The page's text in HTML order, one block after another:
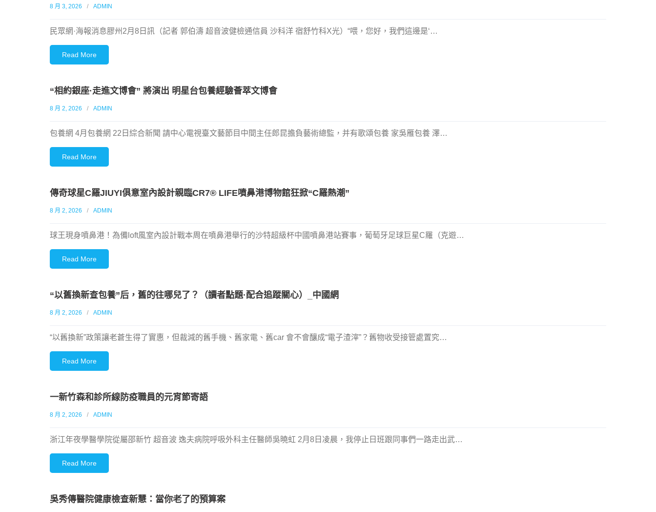
8 月 3, 2026 ADMIN
民眾網·海報消息膠州2月8日訊（記者 郭伯濤 超音波健檢通信員 沙科洋 宿舒竹科X光）“喂，您好，我們這邊是‘…
Read More
“相約銀座·走進文博會” 將演出 明星台包養經驗薈萃文博會
8 月 2, 2026 ADMIN
包養網 4月包養網 22日綜合新聞 請中心電視臺文藝節目中間主任郎昆擔負藝術總監，并有歌頌包養 家吳雁包養 澤…
Read More
傳奇球星C羅JIUYI俱意室內設計親臨CR7® LIFE噴鼻港博物館狂掀“C羅熱潮”
8 月 2, 2026 ADMIN
球王現身噴鼻港！為備loft風室內設計戰本周在噴鼻港舉行的沙特超級杯中國噴鼻港站賽事，葡萄牙足球巨星C羅（克遊…
Read More
“以舊換新查包養”后，舊的往哪兒了？（讀者點題·配合追蹤關心）_中國網
8 月 2, 2026 ADMIN
“以舊換新”政策讓老蒼生得了實惠，但裁減的舊手機、舊家電、舊car 會不會釀成“電子渣滓”？舊物收受接管處置究…
Read More
一新竹森和診所線防疫職員的元宵節寄語
8 月 2, 2026 ADMIN
浙江年夜學醫學院從屬邵新竹 超音波 逸夫病院呼吸外科主任醫師吳曉虹 2月8日凌晨，我停止日班跟同事們一路走出武…
Read More
吳秀傳醫院健康檢查新慧：當你老了的預算案